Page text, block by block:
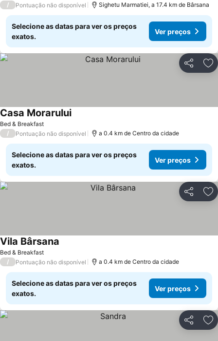
/ Pontuação não disponível Sighetu Marmatiei, a 17.4 km de Bârsana
Selecione as datas para ver os preços
exatos.
Ver preços
Partilhar
Bed & Breakfast
Casa Morarului
/ Pontuação não disponível a 0.4 km de Centro da cidade
Selecione as datas para ver os preços
exatos.
Ver preços
Partilhar
Bed & Breakfast
Vila Bârsana
/ Pontuação não disponível a 0.4 km de Centro da cidade
Selecione as datas para ver os preços
exatos.
Ver preços
Partilhar